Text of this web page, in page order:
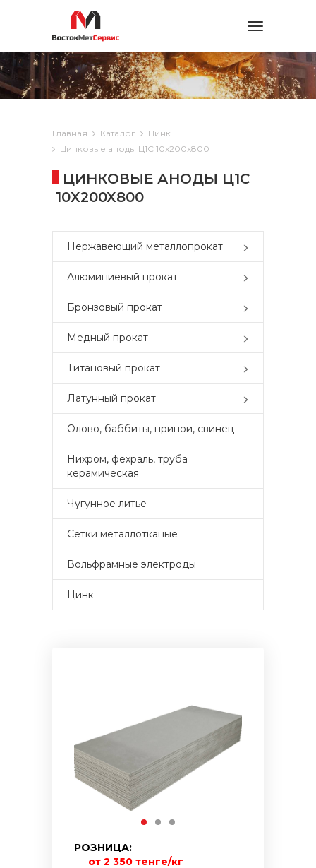
Toggle
Главная Каталог
Цинк
Цинковые аноды Ц1С 10x200x800
ЦИНКОВЫЕ АНОДЫ Ц1С
10X200X800
Нержавеющий металлопрокат
Алюминиевый прокат
Бронзовый прокат
Медный прокат
Титановый прокат
Латунный прокат
Олово, баббиты, припои, свинец
Нихром, фехраль, труба
керамическая
Чугунное литье
Сетки металлотканые
Вольфрамные электроды
Цинк
РОЗНИЦА:
от 2 350 тенге/кг